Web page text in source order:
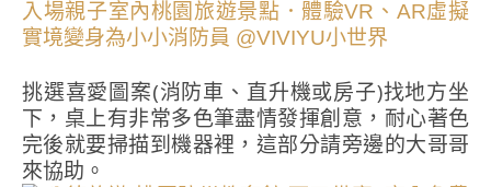
挑選喜愛圖案(消防車、直升機或房子)找地方坐
下，桌上有非常多色筆盡情發揮創意，耐心著色
完後就要掃描到機器裡，這部分請旁邊的大哥哥
來協助。